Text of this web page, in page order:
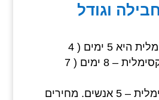
וגודל
חבילת בסיס המינימלית היא 5 ימים ( 4
לילות). חבילה המקסימלית – 8 ימים ( 7
גודל הקבוצה המינימלית – 5 אנשים. מחירים